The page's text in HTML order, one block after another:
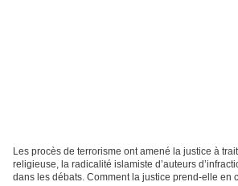
Les procès de terrorisme ont amené la justice à
religieuse, la radicalité islamiste d’auteurs
dans les débats. Comment la justice prend-elle en